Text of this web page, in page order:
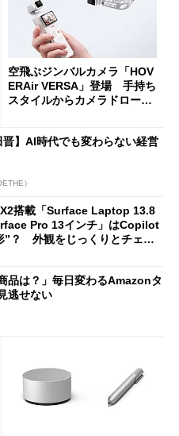
空飛ぶジンバルカメラ「HOV
ERAir VERSA」登場 手持ち
スタイルからカメラドローン
晋】AI時代でも変わらない経営
）
搭載「Surface Laptop 13.8
Pro 13インチ」はCopilot
”？ 外観をじっくりとチェッ
品は？」毎日変わるAmazonタ
逃せない